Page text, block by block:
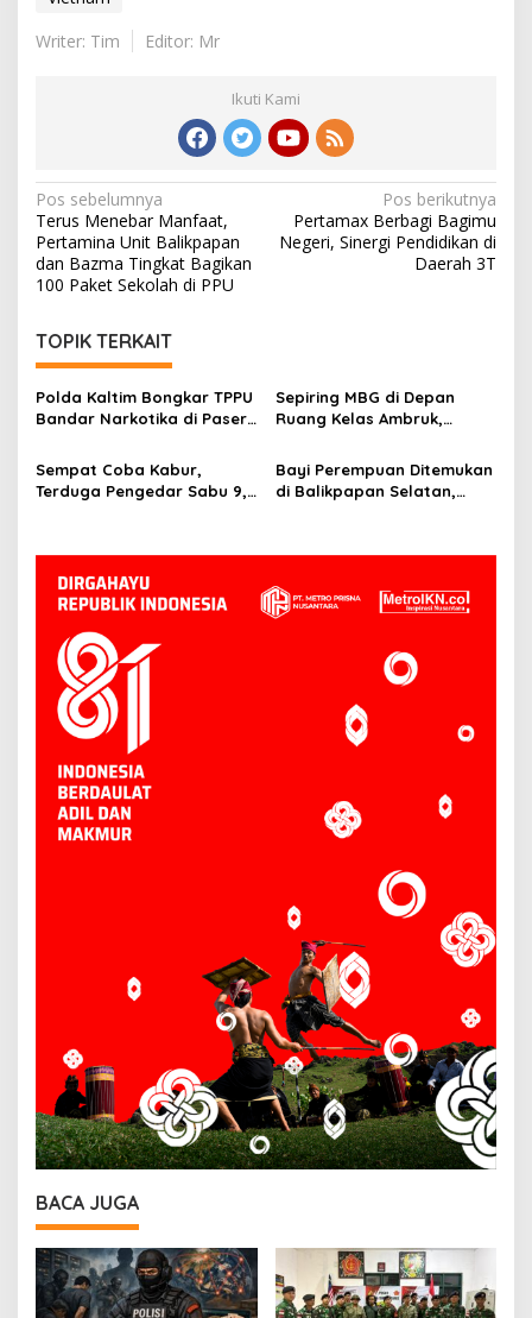
Writer: Tim
Editor: Mr
Ikuti Kami
Navigasi
pos
Pos sebelumnya
Terus Menebar Manfaat,
Pertamina Unit Balikpapan
dan Bazma Tingkat Bagikan
100 Paket Sekolah di PPU
Pos berikutnya
Pertamax Berbagi Bagimu
Negeri, Sinergi Pendidikan di
Daerah 3T
TOPIK TERKAIT
Polda Kaltim Bongkar TPPU
Bandar Narkotika di Paser,
Aset 13 Hektare
Sepiring MBG di Depan
Ruang Kelas Ambruk,
Pendidikan di Grobogan
Sempat Coba Kabur,
Terduga Pengedar Sabu 9,9
Bayi Perempuan Ditemukan
di Balikpapan Selatan,
BACA JUGA